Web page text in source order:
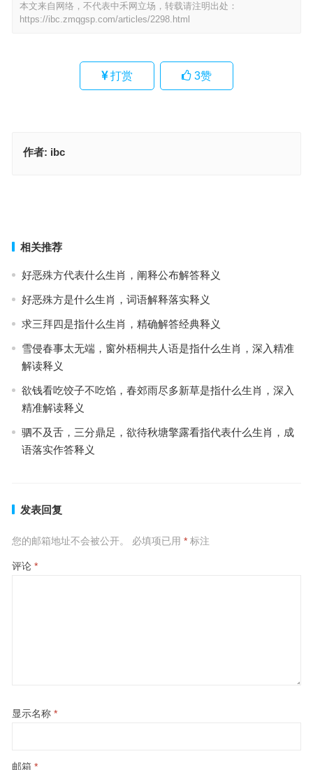
本文来自网络，不代表中禾网立场，转载请注明出处：
https://ibc.zmqgsp.com/articles/2298.html
打赏 3赞
作者: ibc
相关推荐
好恶殊方代表什么生肖，阐释公布解答释义
好恶殊方是什么生肖，词语解释落实释义
求三拜四是指什么生肖，精确解答经典释义
雪侵春事太无端，窗外梧桐共人语是指什么生肖，深入精准
解读释义
欲钱看吃饺子不吃馅，春郊雨尽多新草是指什么生肖，深入
精准解读释义
驷不及舌，三分鼎足，欲待秋塘擎露看指代表什么生肖，成
语落实作答释义
发表回复
您的邮箱地址不会被公开。 必填项已用 *标注
评论 *
显示名称 *
邮箱 *